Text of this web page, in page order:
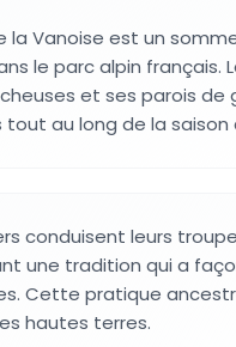
la Vanoise est un
le parc alpin français.
et ses parois
tout au long de la saison
conduisent leurs
une tradition qui a
Cette pratique
hautes terres.